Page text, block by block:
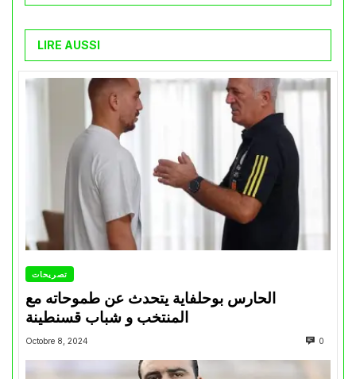
LIRE AUSSI
تصريحات
الحارس بوحلفاية يتحدث عن طموحاته مع
المنتخب و شباب قسنطينة
Octobre 8, 2024 0